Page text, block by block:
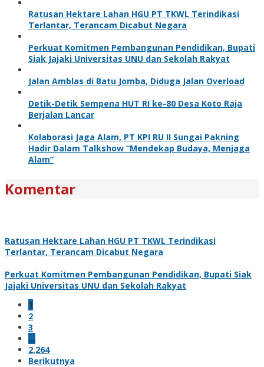
Ratusan Hektare Lahan HGU PT TKWL Terindikasi
Terlantar, Terancam Dicabut Negara
Perkuat Komitmen Pembangunan Pendidikan, Bupati
Siak Jajaki Universitas UNU dan Sekolah Rakyat
Jalan Amblas di Batu Jomba, Diduga Jalan Overload
Detik-Detik Sempena HUT RI ke-80 Desa Koto Raja
Berjalan Lancar
Kolaborasi Jaga Alam, PT KPI RU II Sungai Pakning
Hadir Dalam Talkshow “Mendekap Budaya, Menjaga
Alam”
Komentar
Ratusan Hektare Lahan HGU PT TKWL Terindikasi
Terlantar, Terancam Dicabut Negara
Perkuat Komitmen Pembangunan Pendidikan, Bupati Siak
Jajaki Universitas UNU dan Sekolah Rakyat
1
2
3
…
2,264
Berikutnya